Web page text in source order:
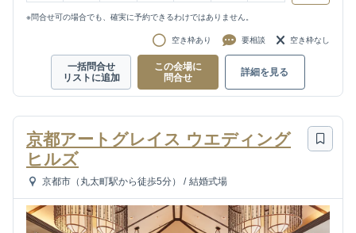
※問合せ可の場合でも、確実に予約できるわけではありません。
空き枠あり 要相談 空き枠なし
一括問合せ
リストに追加
この会場に
問合せ
詳細を見る
京都アートグレイス ウエディング
ヒルズ
京都市（丸太町駅から徒歩5分） / 結婚式場